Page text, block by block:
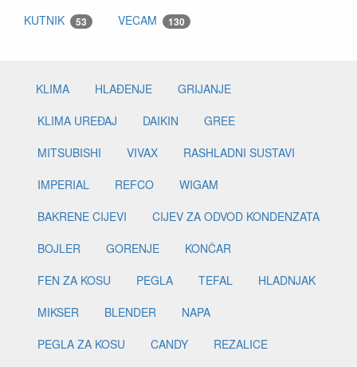
KUTNIK 53 VECAM 130
KLIMA HLAĐENJE
GRIJANJE
KLIMA UREĐAJ
DAIKIN
GREE
MITSUBISHI
VIVAX
RASHLADNI SUSTAVI
IMPERIAL
REFCO
WIGAM
BAKRENE CIJEVI
CIJEV ZA ODVOD KONDENZATA
BOJLER
GORENJE
KONČAR
FEN ZA KOSU
PEGLA TEFAL
HLADNJAK
MIKSER
BLENDER
NAPA
PEGLA ZA KOSU
CANDY
REZALICE